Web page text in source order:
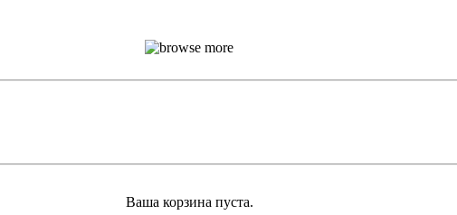
Ваша корзина пуста.